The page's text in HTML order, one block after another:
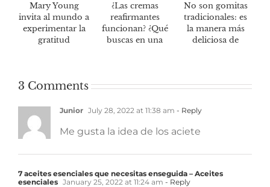
Mary Young
invita al mundo a
experimentar la
gratitud
¿Las cremas
reafirmantes
funcionan? ¿Qué
buscas en una
No son gomitas
tradicionales: es
la manera más
deliciosa de
3 Comments
Junior July 28, 2022 at 11:38 am - Reply
Me gusta la idea de los aciete
7 aceites esenciales que necesitas enseguida – Aceites
esenciales January 25, 2022 at 11:24 am - Reply